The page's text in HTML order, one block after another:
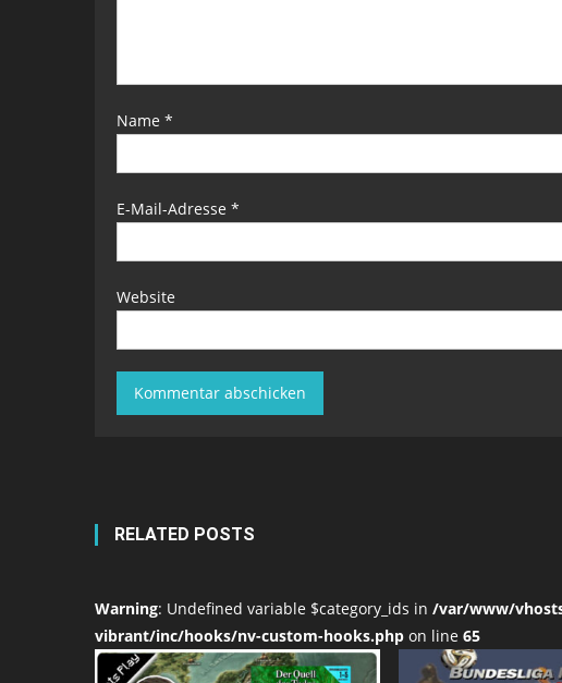
Name *
E-Mail-Adresse *
Website
RELATED POSTS
Warning: Undefined variable $category_ids in /var/www/
vibrant/inc/hooks/nv-custom-hooks.php on line 65